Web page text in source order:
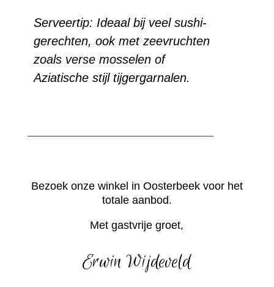
Serveertip: Ideaal bij veel sushi-
gerechten, ook met zeevruchten
zoals verse mosselen of
Aziatische stijl tijgergarnalen.
Bezoek onze winkel in Oosterbeek voor het
totale aanbod.
Met gastvrije groet,
Erwin Wijdeveld